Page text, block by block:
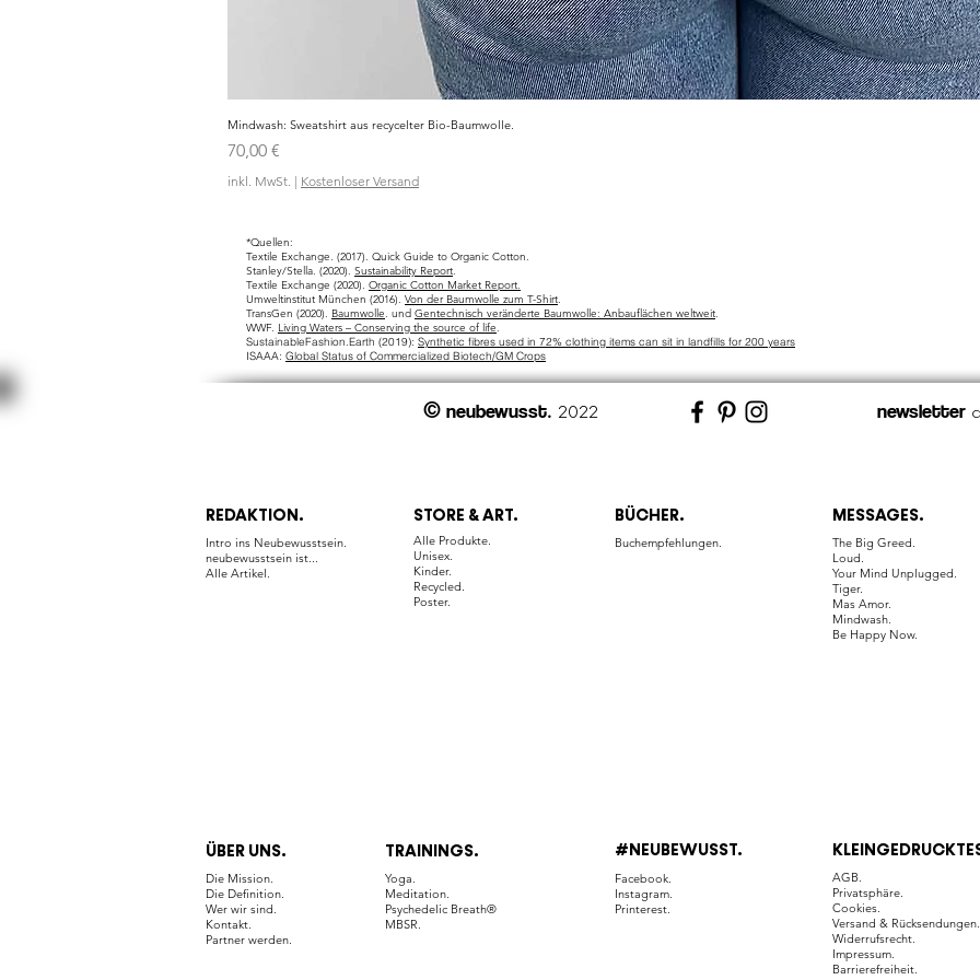
Mindwash: Sweatshirt aus recycelter Bio-Baumwolle.
Preis
70,00 €
inkl. MwSt. | Kostenloser Versand
*Quellen:
Textile Exchange. (2017). Quick Guide to Organic Cotton.
Stanley/Stella. (2020). Sustainability Report.
Textile Exchange (2020). Organic Cotton Market Report.
Umweltinstitut München (2016). Von der Baumwolle zum T-Shirt.
TransGen (2020). Baumwolle. und Gentechnisch veränderte Baumwolle: Anbauflächen weltweit.
WWF. Living Waters – Conserving the source of life.
SustainableFashion.Earth (2019): Synthetic fibres used in 72% clothing items can sit in landfills for 200 years
ISAAA: Global Status of Commercialized Biotech/GM Crops
© neubewusst. 2022 newsletter
Intro ins Neubewusstsein.
neubewusstsein ist...
Alle Artikel.
REDAKTION.
Alle Produkte.
Unisex.
Kinder.
Recycled.
Poster.
STORE & ART.
Buchempfehlungen.
BÜCHER.
The Big Greed.
Loud.
Your Mind Unplugged.
Tiger.
Mas Amor.
Mindwash.
Be Happy Now.
MESSAGES.
Die Mission.
Die Definition.
Wer wir sind.
Kontakt.
Partner werden.
ÜBER UNS.
Yoga.
Meditation.
Psychedelic Breath®
MBSR.
TRAININGS.
Facebook.
Instagram.
Printerest.
#NEUBEWUSST.
AGB.
Privatsphäre.
Cookies.
Versand & Rücksendungen.
Widerrufsrecht.
Impressum.
Barrierefreiheit.